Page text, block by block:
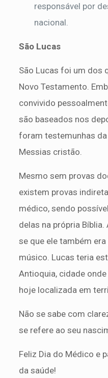
responsável por
nacional.
São Lucas
São Lucas foi um dos
Novo Testamento.
convivido
são baseados nos
foram testemunhas
Messias cristão.
Mesmo sem provas
existem provas
médico, sendo
delas na própria
se que ele também
músico. Lucas teria
Antioquia, cidade
hoje localizada em
Não se sabe com
se refere ao seu
Feliz Dia do Médico e
da saúde!